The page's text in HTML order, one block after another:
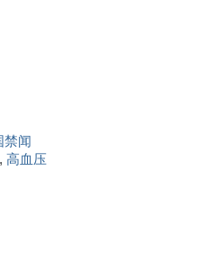
禁闻
, 高血压